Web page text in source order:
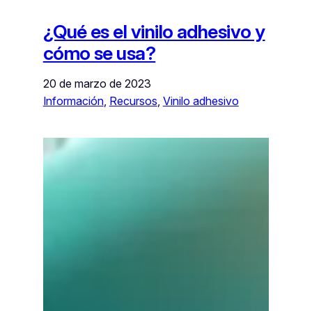
¿Qué es el vinilo adhesivo y
cómo se usa?
20 de marzo de 2023
Información, Recursos Vinilo adhesivo